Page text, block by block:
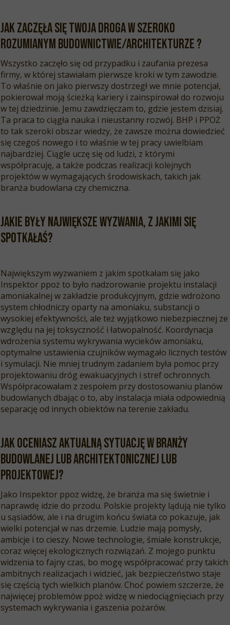
Jak zaczęła się Twoja droga w szeroko
rozumianym budownictwie/architekturze ?
Wszystko zaczęło się od przypadku i zaufania prezesa
firmy, w której stawiałam pierwsze kroki w tym zawodzie.
To właśnie on jako pierwszy dostrzegł we mnie potencjał,
pokierował moją ścieżką kariery i zainspirował do rozwoju
w tej dziedzinie. Jemu zawdzięczam to, gdzie jestem dzisiaj.
Ta praca to ciągła nauka i nieustanny rozwój. BHP i PPOŻ
to tak szeroki obszar wiedzy, że zawsze można dowiedzieć
się czegoś nowego i to właśnie w tej pracy uwielbiam
najbardziej. Ciągle uczę się od ludzi, z którymi
współpracuję, a także podczas realizacji kolejnych
projektów w wymagających środowiskach, takich jak
branża budowlana czy chemiczna.
Jakie były największe wyzwania, z jakimi się
spotkałaś?
Największym wyzwaniem z jakim spotkałam się jako
Inspektor ppoż to było nadzorowanie projektu instalacji
amoniakalnej w zakładzie produkcyjnym, gdzie wdrożono
system chłodniczy oparty na amoniaku, substancji o
wysokiej efektywności, ale też wyjątkowo niebezpiecznej ze
względu na jej toksyczność i łatwopalność. Koordynacja
wdrożenia systemu wykrywania wycieków amoniaku,
optymalne ustawienia czujników wymagało licznych testów
i symulacji. Nie mniej trudnym zadaniem była pomoc przy
projektowaniu dróg ewakuacyjnych i stref ochronnych.
Współpracowałam z zespołem przy dostosowaniu planów
budowlanych dbając o to, aby instalacja miała odpowiednią
separację od innych obiektów na terenie zakładu.
Jak oceniasz aktualną sytuację w branży
budowlanej lub architektonicznej lub
projektowej?
Jako Inspektor ppoz widzę, że branża ma się świetnie i
naprawdę idzie do przodu. Polskie projekty lądują nie tylko
u sąsiadów, ale i na drugim końcu świata co pokazuje, jak
wielki potencjał w nas drzemie. Ludzie mają pomysły,
ambicje i to cieszy. Nowe technologie, śmiałe konstrukcje,
coraz więcej ekologicznych rozwiązań. Z mojego punktu
widzenia to fajny czas, bo mogę współpracować przy takich
ambitnych realizacjach i widzieć, jak bezpieczeństwo staje
się częścią tych wielkich planów. Choć powiem szczerze, że
najwięcej problemów ppoż widzę w niedociągnięciach przy
systemach wykrywania i gaszenia pożarów.